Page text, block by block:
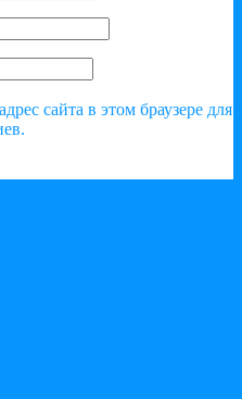
сайта в этом браузере для